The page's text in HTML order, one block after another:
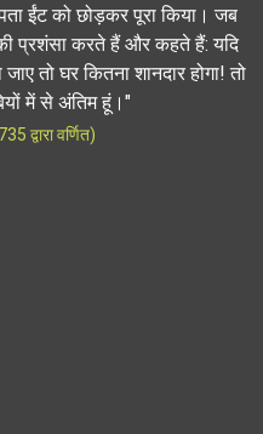
ईंट को छोड़कर पूरा किया। जब
प्रशंसा करते हैं और कहते हैं: यदि
तो घर कितना शानदार होगा! तो
में से अंतिम हूं।"
द्वारा वर्णित)